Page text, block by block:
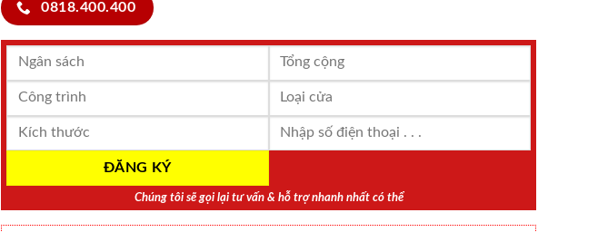
0818.400.400
Chúng tôi sẽ gọi lại tư vấn & hỗ trợ nhanh nhất có thể